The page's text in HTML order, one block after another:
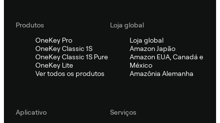
Produtos
OneKey Pro
OneKey Classic 1S
OneKey Classic 1S Pure
OneKey Lite
Ver todos os produtos
Loja global
Loja global
Amazon Japão
Amazon EUA, Canadá e
México
Amazônia Alemanha
Aplicativo
Serviços